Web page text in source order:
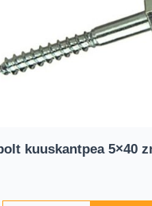
kuuskantpea 5×40